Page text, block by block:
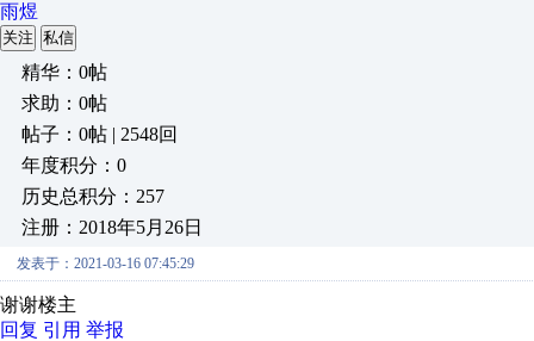
雨煜
关注 私信
精华：0帖
求助：0帖
帖子：0帖 | 2548回
年度积分：0
历史总积分：257
注册：2018年5月26日
发表于：2021-03-16 07:45:29
谢谢楼主
回复 引用 举报